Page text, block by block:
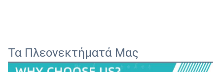
Τα Πλεονεκτήματά Μας